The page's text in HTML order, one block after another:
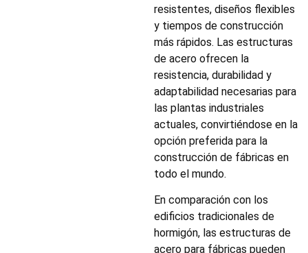
resistentes, diseños flexibles
y tiempos de construcción
más rápidos. Las estructuras
de acero ofrecen la
resistencia, durabilidad y
adaptabilidad necesarias para
las plantas industriales
actuales, convirtiéndose en la
opción preferida para la
construcción de fábricas en
todo el mundo.
En comparación con los
edificios tradicionales de
hormigón, las estructuras de
acero para fábricas pueden